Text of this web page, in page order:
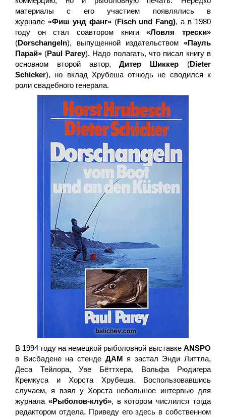
материалы с его участием появлялись в
журнале «Фиш унд фанг»(Fisch und Fang), а в 1980
году он стал соавтором книги«Ловля трески»
(Dorschangeln), выпущенной издательством «Пауль
Парай» (Paul Parey). Надо полагать, что писал книгу в
основном второй автор,Дитер Шиккер (Dieter
Schicker), но вклад Хрубеша отнюдь не сводился к
роли свадебного генерала.
В 1994 году на немецкой рыболовной выставке ANSPO
в Висбадене на стенде ДАМ я застал Энди Литтла,
Деса Тейлора, Уве Бёттхера, Вольфа Рюдигера
Кремкуса и Хорста Хрубеша. Воспользовавшись
случаем, я взял у Хорста небольшое интервью для
журнала «Рыболов-клуб», в котором числился тогда
редактором отдела. Приведу его здесь в собственном